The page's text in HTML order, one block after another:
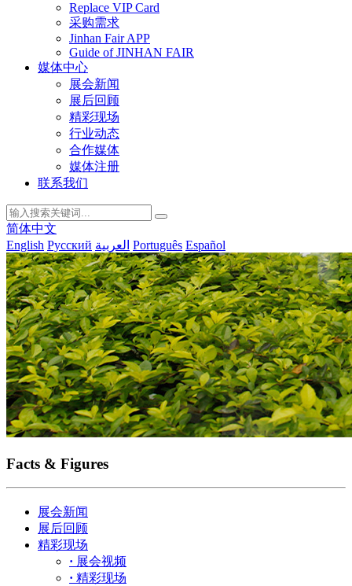
Replace VIP Card
采购需求
Jinhan Fair APP
Guide of JINHAN FAIR
媒体中心
展会新闻
展后回顾
精彩现场
行业动态
合作媒体
媒体注册
联系我们
简体中文
English Русский العربية Português Español
Facts & Figures
展会新闻
展后回顾
精彩现场
· 展会视频
· 精彩现场